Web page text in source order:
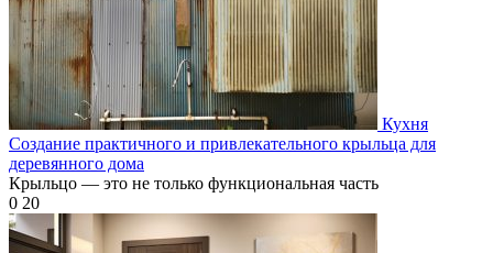
Кухня
Создание практичного и привлекательного крыльца для
деревянного дома
Крыльцо — это не только функциональная часть
0 20